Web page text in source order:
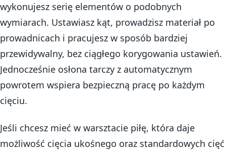
wykonujesz serię elementów o podobnych
wymiarach. Ustawiasz kąt, prowadzisz materiał po
prowadnicach i pracujesz w sposób bardziej
przewidywalny, bez ciągłego korygowania ustawień.
Jednocześnie osłona tarczy z automatycznym
powrotem wspiera bezpieczną pracę po każdym
cięciu.
Jeśli chcesz mieć w warsztacie piłę, która daje
możliwość cięcia ukośnego oraz standardowych cięć